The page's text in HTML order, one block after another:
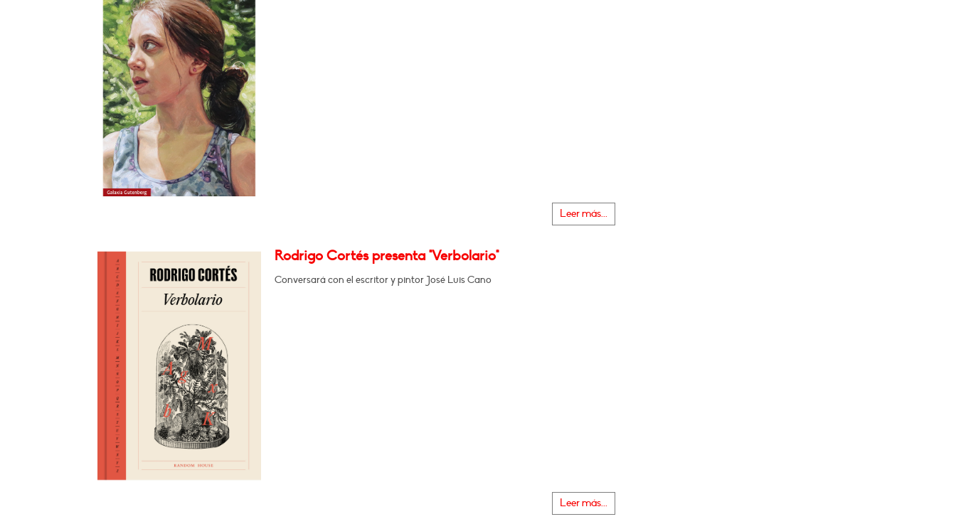
Leer más...
Rodrigo Cortés presenta "Verbolario"
Conversará con el escritor y pintor José Luis Cano
Leer más...